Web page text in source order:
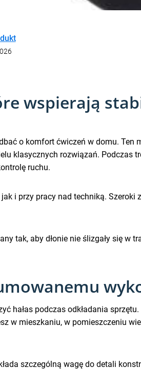
wspierają
o komfort ćwiczeń w domu. Ten
klasycznych rozwiązań. Podczas
ruchu.
i przy pracy nad techniką. Szeroki
tak, aby dłonie nie ślizgały się w
hałas podczas odkładania
w mieszkaniu, w pomieszczeniu
szczególną wagę do detali